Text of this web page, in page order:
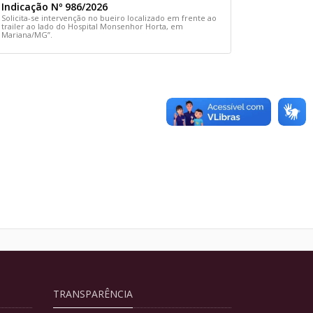
Indicação Nº 986/2026
Solicita-se intervenção no bueiro localizado em frente ao
trailer ao lado do Hospital Monsenhor Horta, em
Mariana/MG”.
TRANSPARÊNCIA